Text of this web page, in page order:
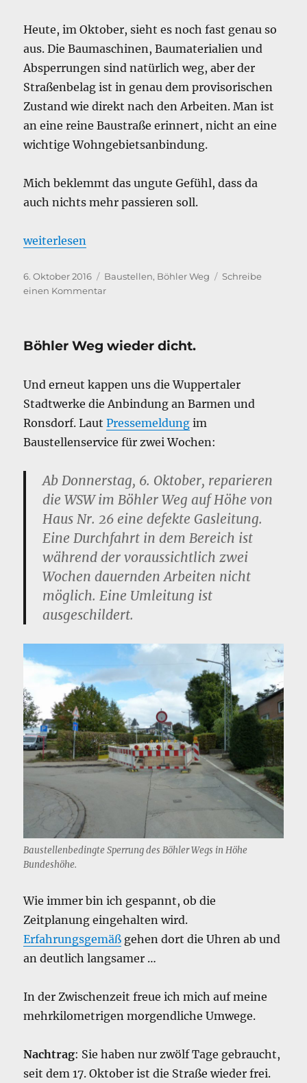
Heute, im Oktober, sieht es noch fast genau so
aus. Die Baumaschinen, Baumaterialien und
Absperrungen sind natürlich weg, aber der
Straßenbelag ist in genau dem provisorischen
Zustand wie direkt nach den Arbeiten. Man ist
an eine reine Baustraße erinnert, nicht an eine
wichtige Wohngebietsanbindung.
Mich beklemmt das ungute Gefühl, dass da
auch nichts mehr passieren soll.
„Apropos Baustelle: Wuppertaler Stadtwerke und
weiterlesen
Veröffentlicht
am
6. Oktober 2016 Kategorien
Baustellen, Böhler Weg
Schreibe
einen Kommentarzu
Stadtwerke
Broken-
Windows-
Theorie
Böhler Weg wieder dicht.
Und erneut kappen uns die Wuppertaler
Stadtwerke die Anbindung an Barmen und
Ronsdorf. LautPressemeldung im
Baustellenservice für zwei Wochen:
Ab Donnerstag, 6. Oktober, reparieren
die WSW im Böhler Weg auf Höhe von
Haus Nr. 26 eine defekte Gasleitung.
Eine Durchfahrt in dem Bereich ist
während der voraussichtlich zwei
Wochen dauernden Arbeiten nicht
möglich. Eine Umleitung ist
ausgeschildert.
Baustellenbedingte Sperrung des Böhler Wegs in Höhe
Bundeshöhe.
Wie immer bin ich gespannt, ob die
Zeitplanung eingehalten wird.
Erfahrungsgemäß gehen dort die Uhren ab und
an deutlich langsamer …
In der Zwischenzeit freue ich mich auf meine
mehrkilometrigen morgendliche Umwege.
Nachtrag: Sie haben nur zwölf Tage gebraucht,
seit dem 17. Oktober ist die Straße wieder frei.